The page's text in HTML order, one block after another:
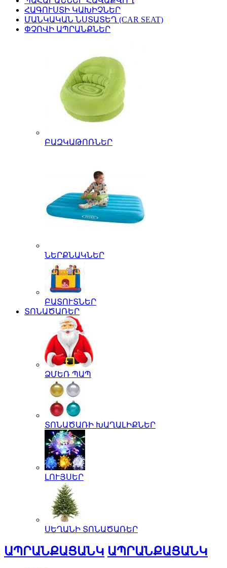
ՀԱԳՈՒՍՏԻ ԿԱԽԻՉՆԵՐ
ՄԱՆԿԱԿԱՆ ՆՍՏԱՏԵՂ (CAR SEAT)
ՓՉՈՎԻ ԱՊՐԱՆՔՆԵՐ
ԲԱԶԿԱԹՈՌՆԵՐ
ՆԵՐՔՆԱԿՆԵՐ
ԲԱՏՈՒՏՆԵՐ
ՏՈՆԱԾԱՌԵՐ
ՁՄԵՌ ՊԱՊ
ՏՈՆԱԾԱՌԻ ԽԱՂԱԼԻՔՆԵՐ
ԼՈՒՅՍԵՐ
ՍԵՂԱՆԻ ՏՈՆԱԾԱՌԵՐ
ԱՊՐԱՆՔԱՑԱՆԿ ԱՊՐԱՆՔԱՑԱՆԿ